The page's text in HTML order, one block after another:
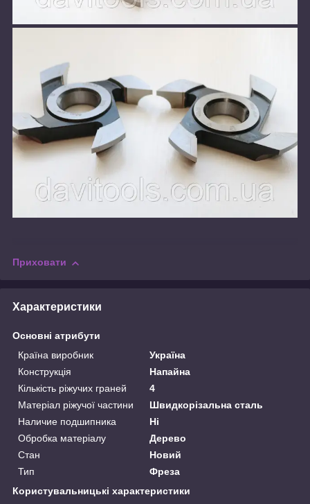
Приховати
Характеристики
Основні атрибути
Країна виробник
Україна
Конструкція
Напайна
Кількість ріжучих граней
4
Матеріал ріжучої частини
Швидкорізальна сталь
Наличие подшипника
Ні
Обробка матеріалу
Дерево
Стан
Новий
Тип
Фреза
Користувальницькі характеристики